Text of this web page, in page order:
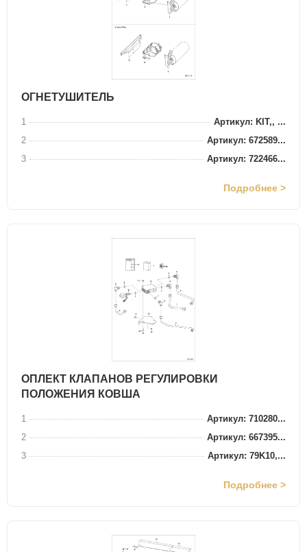
ОГНЕТУШИТЕЛЬ
1
Артикул: KIT,, ...
2
Артикул: 672589...
3
Артикул: 722466...
Подробнее >
ОПЛЕКТ КЛАПАНОВ РЕГУЛИРОВКИ
ПОЛОЖЕНИЯ КОВША
1
Артикул: 710280...
2
Артикул: 667395...
3
Артикул: 79K10,...
Подробнее >